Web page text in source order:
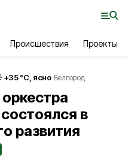
Происшествия Проекты
+35°С, ясно Белгород
в
развития